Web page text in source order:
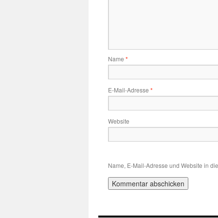
Name *
E-Mail-Adresse *
Website
Name, E-Mail-Adresse und Website in